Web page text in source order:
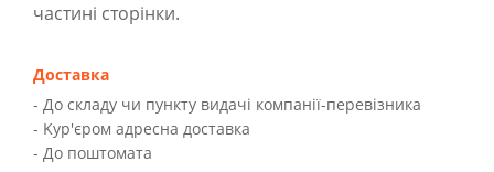
частині сторінки.
Доставка
- До складу чи пункту видачі компанії-перевізника
- Kур'єром адресна доставка
- До поштомата